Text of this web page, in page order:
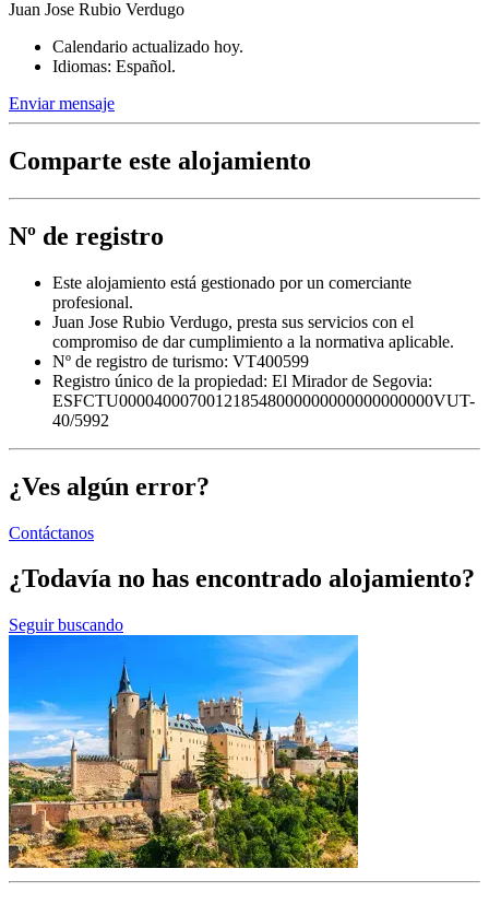
Juan Jose Rubio Verdugo
Calendario actualizado hoy.
Idiomas: Español.
Enviar mensaje
Comparte este alojamiento
Nº de registro
Este alojamiento está gestionado por un comerciante
profesional.
Juan Jose Rubio Verdugo, presta sus servicios con el
compromiso de dar cumplimiento a la normativa aplicable.
Nº de registro de turismo: VT400599
Registro único de la propiedad: El Mirador de Segovia:
ESFCTU000040007001218548000000000000000000VUT-
40/5992
¿Ves algún error?
Contáctanos
¿Todavía no has encontrado alojamiento?
Seguir buscando